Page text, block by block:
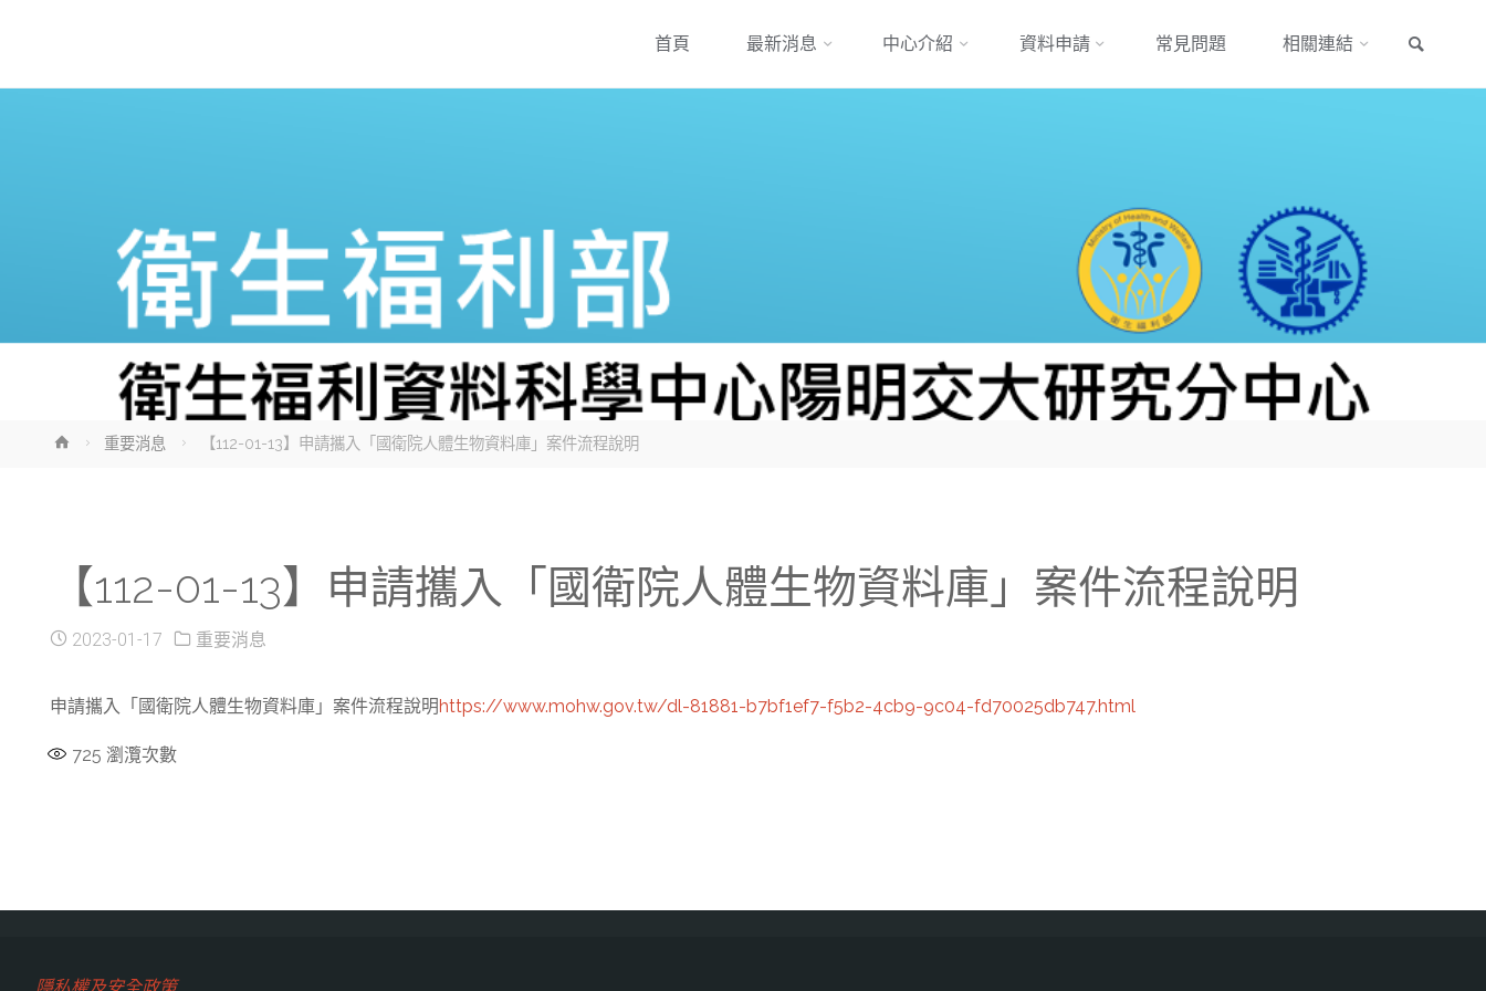
跳
到
首頁 最新消息 中心介紹 資料申請 常見問題 相關連結
Home重要消息 【112-01-13】申請攜入「國衛院人體生物資料庫」案件流程說明
【112-01-13】申請攜入「國衛院人體生物資料庫」案件流程說明
2023-01-17 重要消息
申請攜入「國衛院人體生物資料庫」案件流程說明 https://www.mohw.gov.tw/dl-81881-b7bf1ef7-f5b2-4cb9-9c04-fd70025db747.html
725 瀏灠次數
隱私權及安全政策